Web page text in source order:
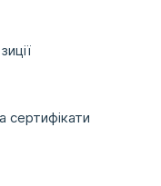
сертифікати